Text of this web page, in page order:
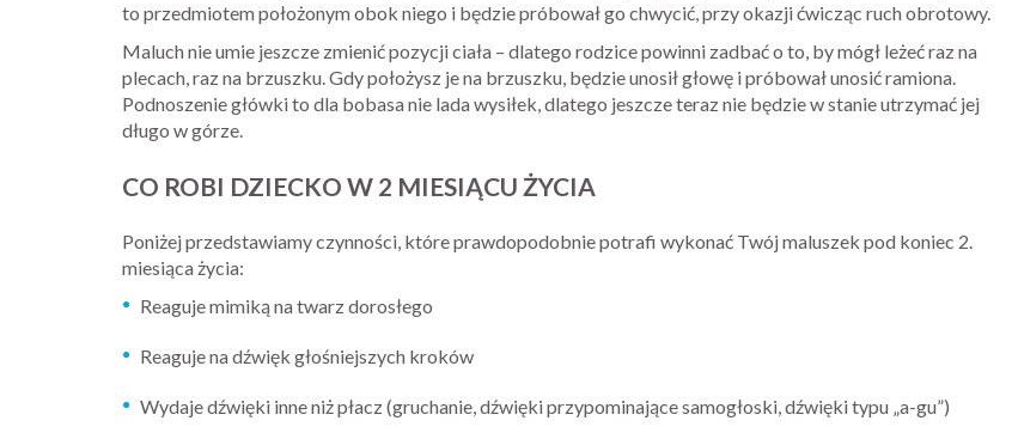
to przedmiotem położonym obok niego i będzie próbował go chwycić, przy okazji ćwicząc ruch obrotowy.
Maluch nie umie jeszcze zmienić pozycji ciała – dlatego rodzice powinni zadbać o to, by mógł leżeć raz na
plecach, raz na brzuszku. Gdy położysz je na brzuszku, będzie unosił głowę i próbował unosić ramiona.
Podnoszenie główki to dla bobasa nie lada wysiłek, dlatego jeszcze teraz nie będzie w stanie utrzymać jej
długo w górze.
CO ROBI DZIECKO W 2 MIESIĄCU ŻYCIA
Poniżej przedstawiamy czynności, które prawdopodobnie potrafi wykonać Twój maluszek pod koniec 2.
miesiąca życia:
Reaguje mimiką na twarz dorosłego
Reaguje na dźwięk głośniejszych kroków
Wydaje dźwięki inne niż płacz (gruchanie, dźwięki przypominające samogłoski, dźwięki typu „a-gu”)